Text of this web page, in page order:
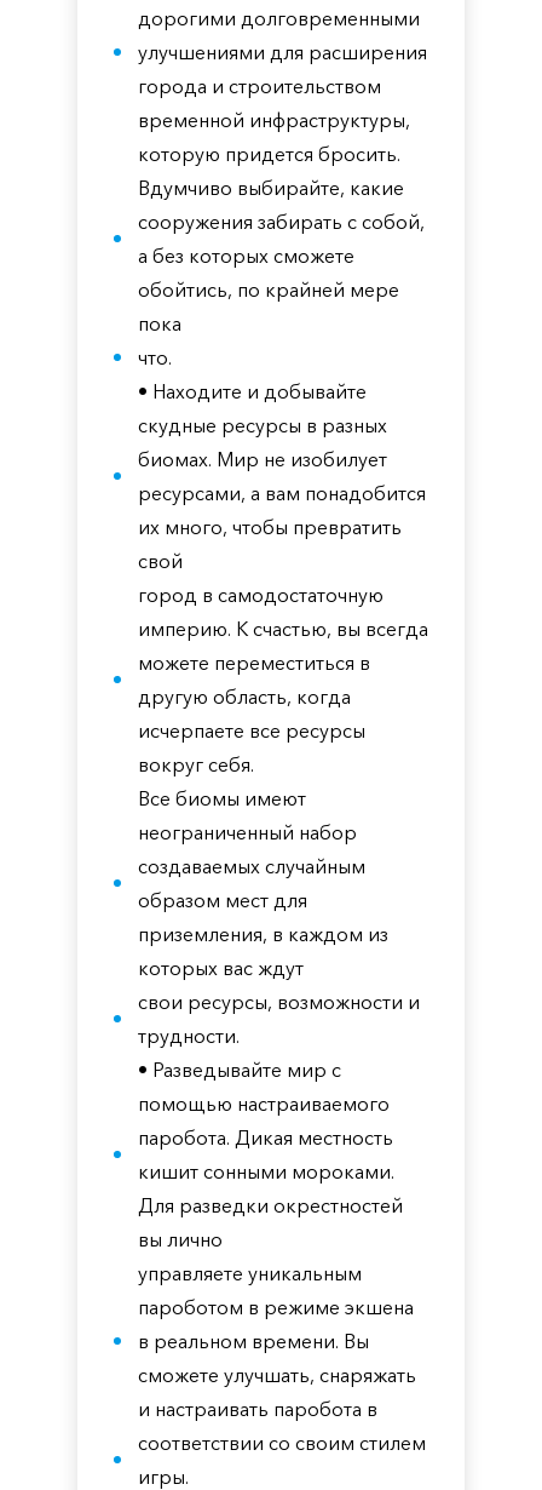
дорогими долговременными
улучшениями для расширения
города и строительством
временной инфраструктуры,
которую придется бросить.
Вдумчиво выбирайте, какие
сооружения забирать с собой,
а без которых сможете
обойтись, по крайней мере
пока
что.
• Находите и добывайте
скудные ресурсы в разных
биомах. Мир не изобилует
ресурсами, а вам понадобится
их много, чтобы превратить
свой
город в самодостаточную
империю. К счастью, вы всегда
можете переместиться в
другую область, когда
исчерпаете все ресурсы
вокруг себя.
Все биомы имеют
неограниченный набор
создаваемых случайным
образом мест для
приземления, в каждом из
которых вас ждут
свои ресурсы, возможности и
трудности.
• Разведывайте мир с
помощью настраиваемого
паробота. Дикая местность
кишит сонными мороками.
Для разведки окрестностей
вы лично
управляете уникальным
пароботом в режиме экшена
в реальном времени. Вы
сможете улучшать, снаряжать
и настраивать паробота в
соответствии со своим стилем
игры.